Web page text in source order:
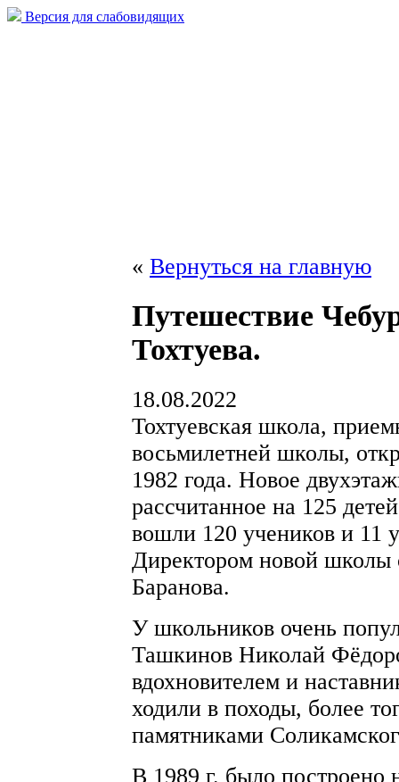
Версия для слабовидящих
« Вернуться на главную
Путешествие
Тохтуева.
18.08.2022
Тохтуевская школа,
восьмилетней школы,
1982 года. Новое
рассчитанное на 125
вошли 120 учеников и 11
Директором новой школы
Баранова.
У школьников очень
Ташкинов Николай
вдохновителем и
ходили в походы, более
памятниками
В 1989 г. было построено